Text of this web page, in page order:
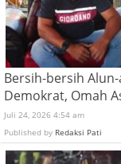
Bersih-bersih
Demokrat, Omah
Juli 24, 2026 4:54 am
Published by Redaksi Pati